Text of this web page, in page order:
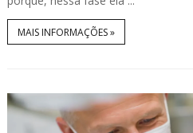
MAIS INFORMAÇÕES »